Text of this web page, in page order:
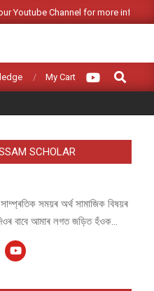
Youtube Channel for more
My Cart
Search
SCHOLAR
সময়ৰ অৰ্থ সামাজিক বিষয়ৰ
বাবে আমাৰ লগত জড়িত হঁওক...